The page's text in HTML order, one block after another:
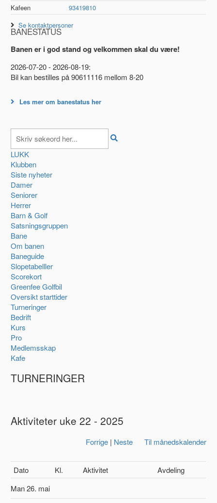
Kafeen
93419810
Se kontaktpersoner
BANESTATUS
Banen er i god stand og velkommen skal du være!
2026-07-20 - 2026-08-19:
Bil kan bestilles på 90611116 mellom 8-20
Les mer om banestatus her
LUKK
Klubben
Siste nyheter
Damer
Seniorer
Herrer
Barn & Golf
Satsningsgruppen
Bane
Om banen
Baneguide
Slopetabelller
Scorekort
Greenfee Golfbil
Oversikt starttider
Turneringer
Bedrift
Kurs
Pro
Medlemsskap
Kafe
TURNERINGER
Aktiviteter uke 22 - 2025
Forrige| Neste Til månedskalender
Dato Kl. Aktivitet
Avdeling
Man26. mai